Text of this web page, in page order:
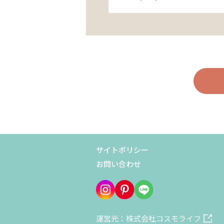
サイトポリシー
お問い合わせ
運営元：株式会社コスモライフ